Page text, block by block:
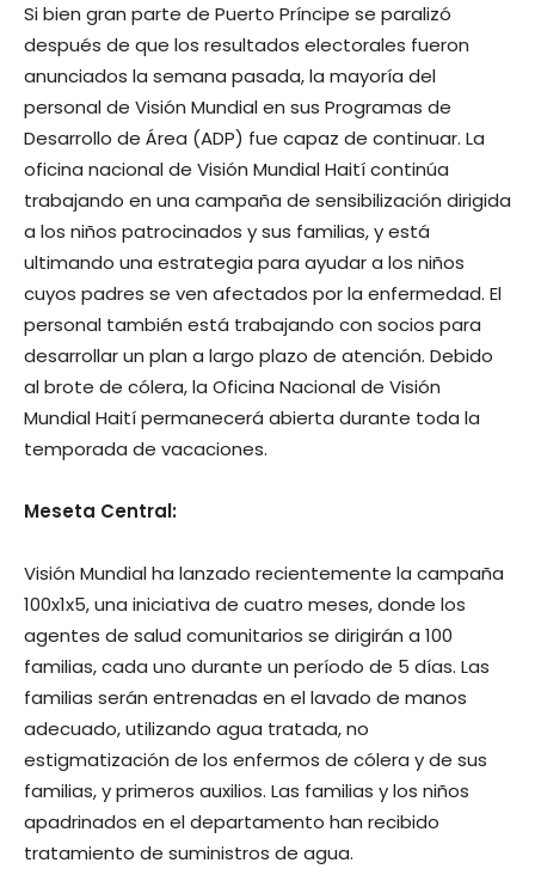
Si bien gran parte de Puerto Príncipe se paralizó
después de que los resultados electorales fueron
anunciados la semana pasada, la mayoría del
personal de Visión Mundial en sus Programas de
Desarrollo de Área (ADP) fue capaz de continuar. La
oficina nacional de Visión Mundial Haití continúa
trabajando en una campaña de sensibilización dirigida
a los niños patrocinados y sus familias, y está
ultimando una estrategia para ayudar a los niños
cuyos padres se ven afectados por la enfermedad. El
personal también está trabajando con socios para
desarrollar un plan a largo plazo de atención. Debido
al brote de cólera, la Oficina Nacional de Visión
Mundial Haití permanecerá abierta durante toda la
temporada de vacaciones.
Meseta Central:
Visión Mundial ha lanzado recientemente la campaña
100x1x5, una iniciativa de cuatro meses, donde los
agentes de salud comunitarios se dirigirán a 100
familias, cada uno durante un período de 5 días. Las
familias serán entrenadas en el lavado de manos
adecuado, utilizando agua tratada, no
estigmatización de los enfermos de cólera y de sus
familias, y primeros auxilios. Las familias y los niños
apadrinados en el departamento han recibido
tratamiento de suministros de agua.